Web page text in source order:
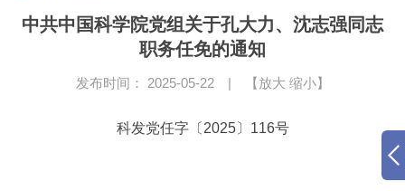
中共中国科学院党组关于孔大力、沈志强同志
职务任免的通知
发布时间： 2025-05-22 | 【放大 缩小】
科发党任字〔2025〕116号